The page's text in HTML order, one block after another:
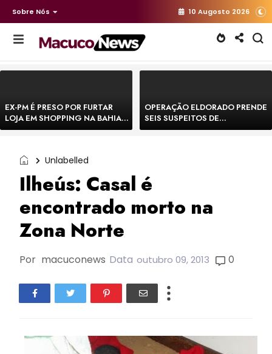
Sobre Nós 10 Augosto 2026
EX-PM É PRESO POR FURTAR
LOJA EM SHOPPING NA BAHIA E
ESCAPA CORRENDO DE
OPERAÇÃO ELDORADO PRENDE
SEIS SUSPEITOS DE
MOVIMENTAR R$ 25 MILHÕES
Unlabelled
Ilheús: Casal é
encontrado morto na
Zona Norte
Por macuconews Data outubro 09, 2013 0